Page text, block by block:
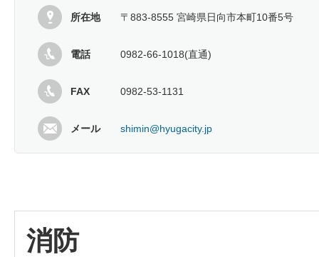
所在地 〒883-8555 宮崎県日向市本町10番5号
電話 0982-66-1018(直通)
FAX 0982-53-1131
メール shimin@hyugacity.jp
消防